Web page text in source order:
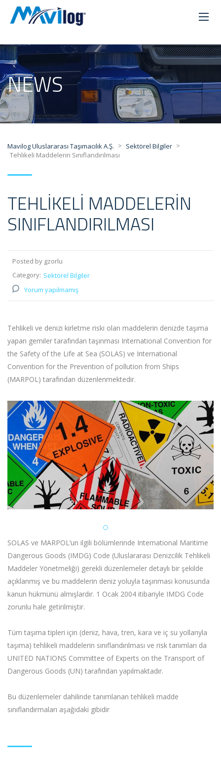
NEWS
Mavilog Uluslararası Taşımacılık A.Ş. > Sektörel Bilgiler >
Tehlikeli Maddelerin Sınıflandırılması
TEHLIKELI MADDELERIN
SINIFLANDIRILMASI
Posted by gzorlu
Category: Sektörel Bilgiler
Yorum yapılmamış
Tehlikeli ve denizi kirletme riski olan maddelerin denizde taşıma
yapan gemiler tarafından taşınması International Convention for
the Safety of the Life at Sea (SOLAS) ve International
Convention for the Prevention of pollution from Ships
(MARPOL) tarafından düzenlenmektedir.
SOLAS ve MARPOL’un ilgili bölümlerinde International Maritime
Dangerous Goods (IMDG) Code (Uluslararası Denizcilik Tehlikeli
Maddeler Yönetmeliği) gerekli düzenlemeler detaylı bir şekilde
açıklanmış ve bu maddelerin deniz yoluyla taşınması konusunda
kanun hükmünü almışlardır. 1 Ocak 2004 itibariyle IMDG Code
zorunlu hale getirilmiştir.
Tüm taşıma tipleri için (deniz, hava, tren, kara ve iç su yollarıyla
taşıma) tehlikeli maddelerin sınıflandırılması ve risk tanımları da
UNITED NATIONS Committee of Experts on the Transport of
Dangerous Goods (UN) tarafından yapılmaktadır.
Bu düzenlemeler dahilinde tanımlanan tehlikeli madde
sınıflandırmaları aşağıdaki gibidir